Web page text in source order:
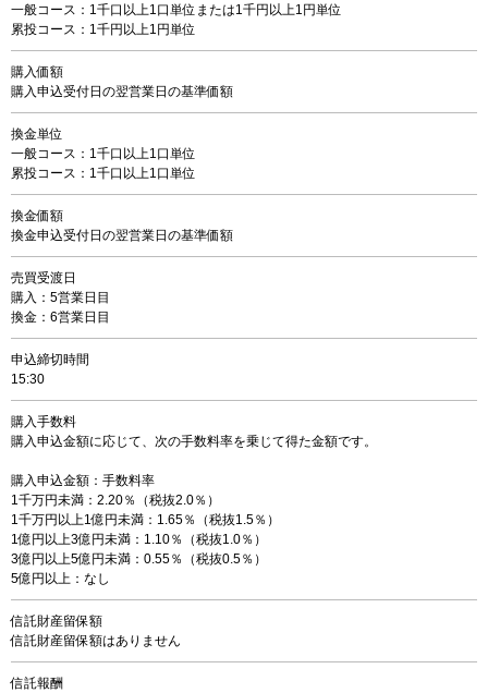
一般コース：1千口以上1口単位または1千円以上1円単位
累投コース：1千円以上1円単位
購入価額
購入申込受付日の翌営業日の基準価額
換金単位
一般コース：1千口以上1口単位
累投コース：1千口以上1口単位
換金価額
換金申込受付日の翌営業日の基準価額
売買受渡日
購入：5営業日目
換金：6営業日目
申込締切時間
15:30
購入手数料
購入申込金額に応じて、次の手数料率を乗じて得た金額です。
購入申込金額：手数料率
1千万円未満：2.20％（税抜2.0％）
1千万円以上1億円未満：1.65％（税抜1.5％）
1億円以上3億円未満：1.10％（税抜1.0％）
3億円以上5億円未満：0.55％（税抜0.5％）
5億円以上：なし
信託財産留保額
信託財産留保額はありません
信託報酬